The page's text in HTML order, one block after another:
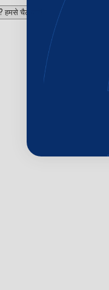
हमसे चैट करें!